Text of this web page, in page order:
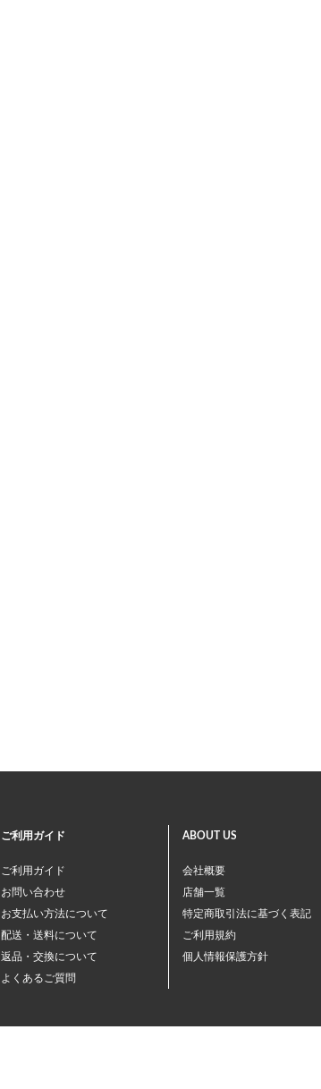
ご利用ガイド
ご利用ガイド
お問い合わせ
お支払い方法について
配送・送料について
返品・交換について
よくあるご質問
ABOUT US
会社概要
店舗一覧
特定商取引法に基づく表記
ご利用規約
個人情報保護方針